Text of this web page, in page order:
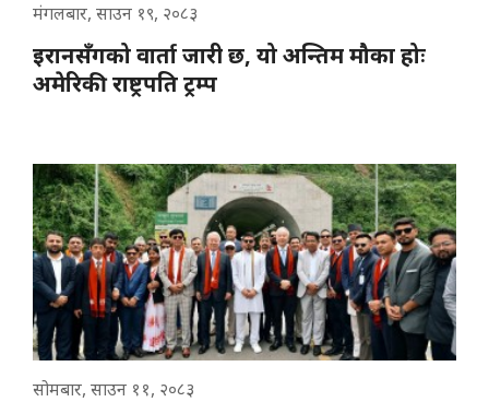
मंगलबार, साउन १९, २०८३
इरानसँगको वार्ता जारी छ, यो अन्तिम मौका होः
अमेरिकी राष्ट्रपति ट्रम्प
सोमबार, साउन ११, २०८३